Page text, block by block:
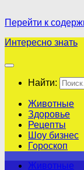
Перейти к
Интересно знать
Найти:
Животные
Здоровье
Рецепты
Шоу бизнес
Гороскоп
Животные